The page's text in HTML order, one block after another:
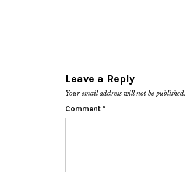
Leave a Reply
Your email address will not be published.
Comment *